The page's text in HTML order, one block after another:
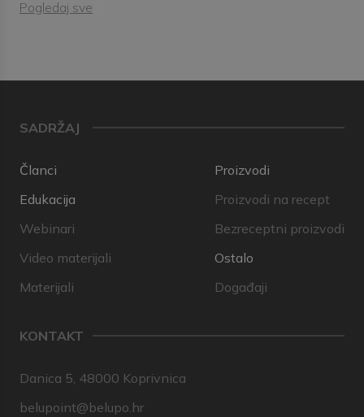
Pogledaj sve
SADRŽAJ
Članci
Edukacija
Webinari
Video materijali
Materijali
Proizvodi
Proizvodi na recept
Bezreceptni proizvodi
Ostalo
Događaji
KONTAKT
Danica 5, 48000 Koprivnica
belupoint@belupo.hr